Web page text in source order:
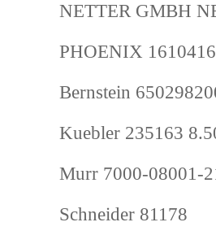
NETTER GMBH
PHOENIX 1610416
Bernstein
Kuebler 235163
Murr 7000-08001-
Schneider 81178